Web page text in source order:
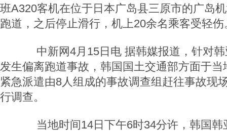
班A320客机在位于日本广岛县三原市的广岛
跑道，之后停止滑行，机上20余名乘客受轻伤
中新网4月15日电 据韩媒报道，针对韩
发生偏离跑道事故，韩国国土交通部方面于
紧急派遣由8人组成的事故调查组赶往事故现
行调查。
当地时间14日下午6时34分许，韩国韩